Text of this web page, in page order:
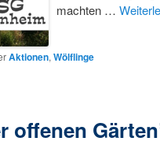
machten …
Aktionen, Wölflinge
offenen